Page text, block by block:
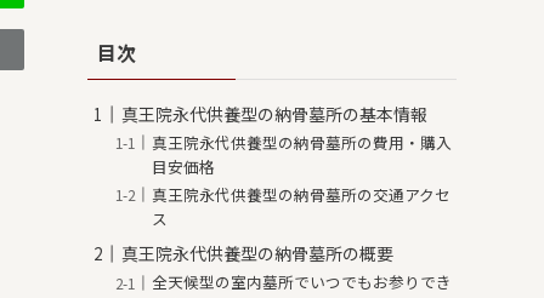
リ目次
真王院永代供養型の納骨墓所の基本情報
真王院永代供養型の納骨墓所の費用・購入
目安価格
真王院永代供養型の納骨墓所の交通アクセ
ス
真王院永代供養型の納骨墓所の概要
全天候型の室内墓所でいつでもお参りでき